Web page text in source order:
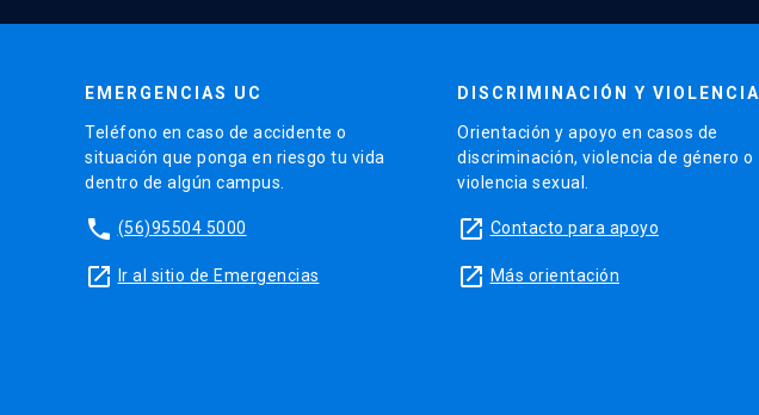
EMERGENCIAS UC
Teléfono en caso de accidente o
situación que ponga en riesgo tu vida
dentro de algún campus.
phone (56)95504 5000
launch Ir al sitio de Emergencias
DISCRIMINACIÓN Y VIOLENCIA
Orientación y apoyo en casos de
discriminación, violencia de género o
violencia sexual.
launch Contacto para apoyo
launch Más orientación